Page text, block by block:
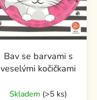
Bav se barvami s
veselými kočičkami
Skladem (>5 ks)